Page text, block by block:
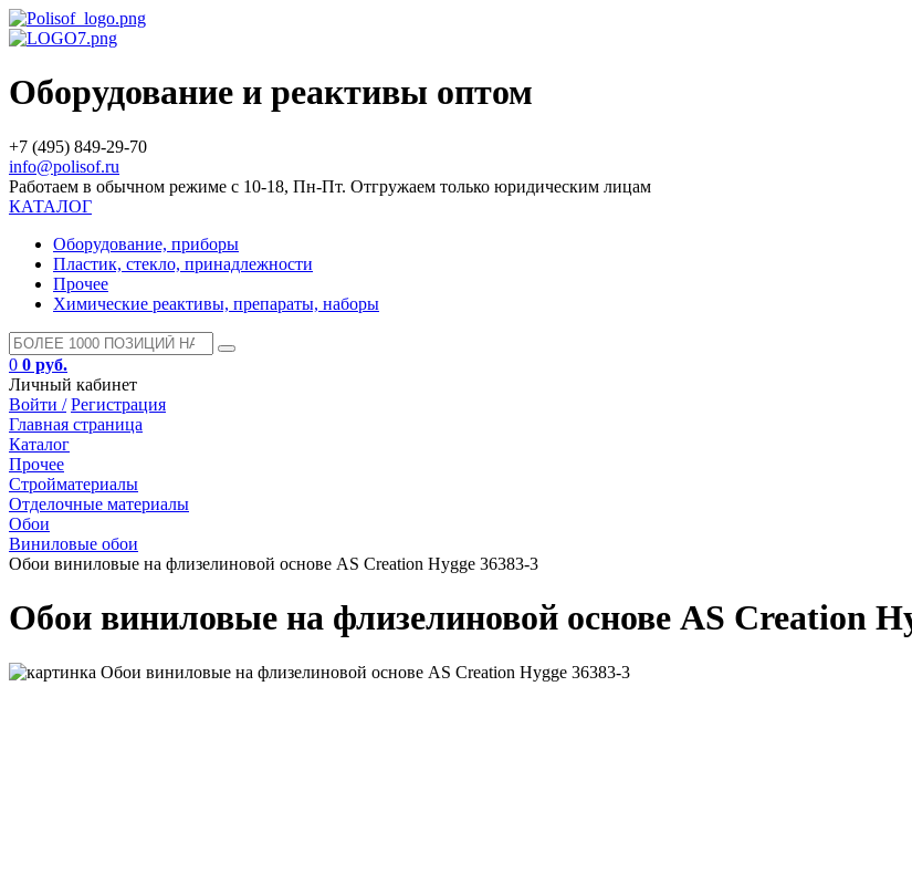
Оборудование и реактивы оптом
+7 (495) 849-29-70
info@polisof.ru
Работаем в обычном режиме с 10-18, Пн-Пт. Отгружаем только юридическим лицам
КАТАЛОГ
Оборудование, приборы
Пластик, стекло, принадлежности
Прочее
Химические реактивы, препараты, наборы
0 0 руб.
Личный кабинет
Войти / Регистрация
Главная страница
Каталог
Прочее
Стройматериалы
Отделочные материалы
Обои
Виниловые обои
Обои виниловые на флизелиновой основе AS Creation Hygge 36383-3
Обои виниловые на флизелиновой основе AS Creation